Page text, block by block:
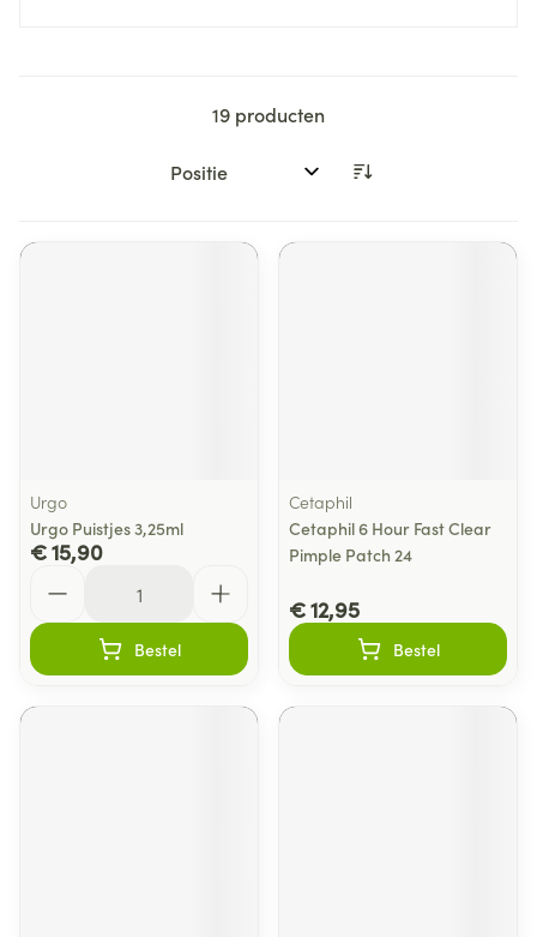
19 producten
Sorteer op:
Urgo
Urgo Puistjes 3,25ml
€ 15,90
Bestel
Cetaphil
Cetaphil 6 Hour Fast Clear
Pimple Patch 24
€ 12,95
Bestel